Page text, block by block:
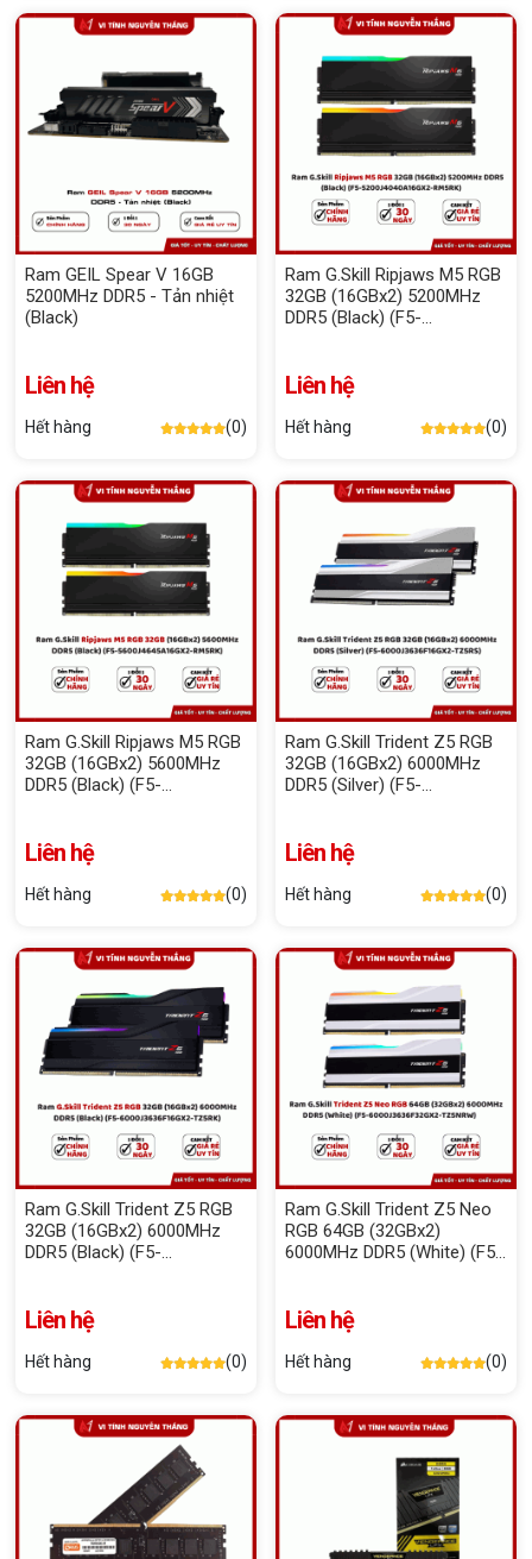
Ram GEIL Spear V 16GB
5200MHz DDR5 - Tản nhiệt
(Black)
Liên hệ
Hết hàng (0)
Ram G.Skill Ripjaws M5 RGB
32GB (16GBx2) 5200MHz
DDR5 (Black) (F5-
Liên hệ
Hết hàng (0)
Ram G.Skill Ripjaws M5 RGB
32GB (16GBx2) 5600MHz
DDR5 (Black) (F5-
Liên hệ
Hết hàng (0)
Ram G.Skill Trident Z5 RGB
32GB (16GBx2) 6000MHz
DDR5 (Silver) (F5-
Liên hệ
Hết hàng (0)
Ram G.Skill Trident Z5 RGB
32GB (16GBx2) 6000MHz
DDR5 (Black) (F5-
Liên hệ
Hết hàng (0)
Ram G.Skill Trident Z5 Neo
RGB 64GB (32GBx2)
6000MHz DDR5 (White) (F5-
Liên hệ
Hết hàng (0)